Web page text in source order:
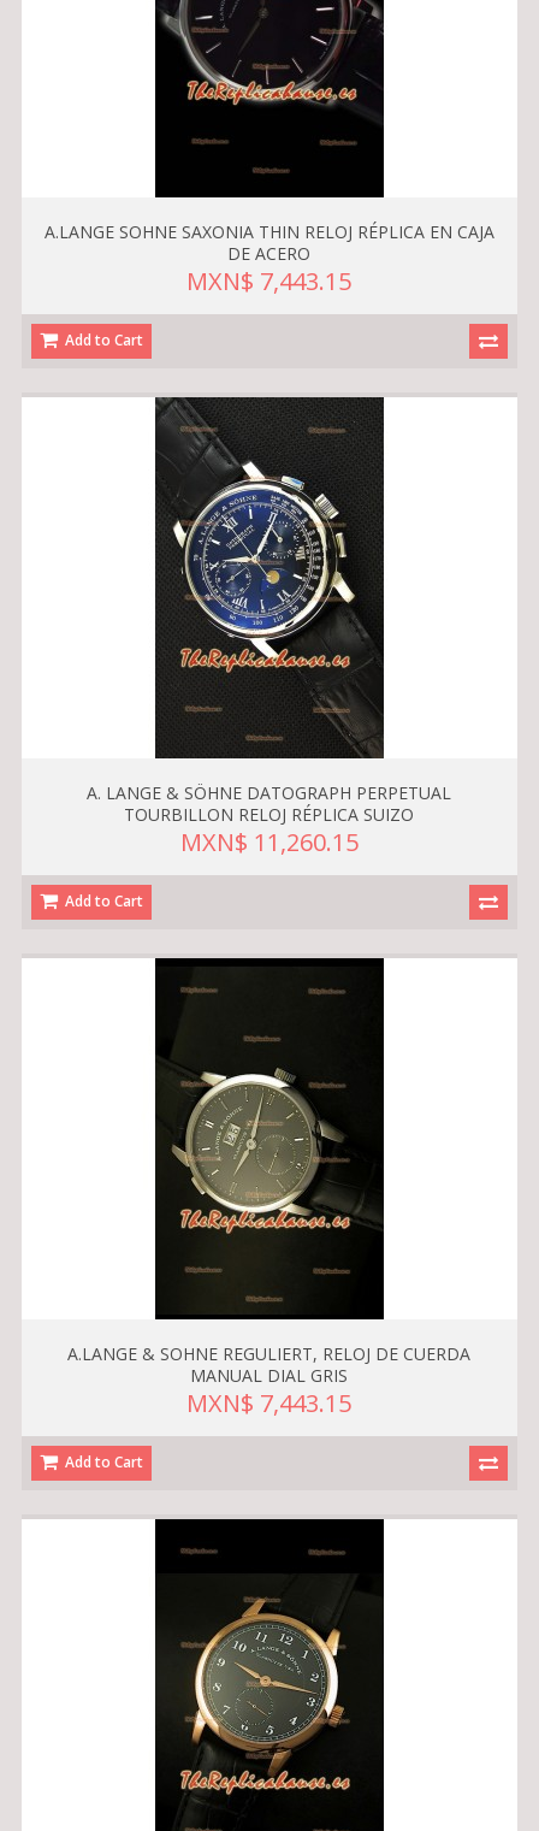
A.LANGE SOHNE SAXONIA THIN RELOJ RÉPLICA EN CAJA
DE ACERO
MXN$ 7,443.15
Add to Cart
A. LANGE & SÖHNE DATOGRAPH PERPETUAL
TOURBILLON RELOJ RÉPLICA SUIZO
MXN$ 11,260.15
Add to Cart
A.LANGE & SOHNE REGULIERT, RELOJ DE CUERDA
MANUAL DIAL GRIS
MXN$ 7,443.15
Add to Cart